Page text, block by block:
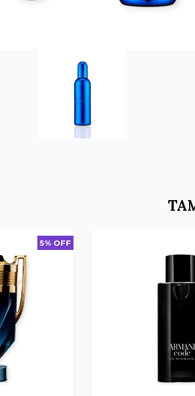
5% OFF